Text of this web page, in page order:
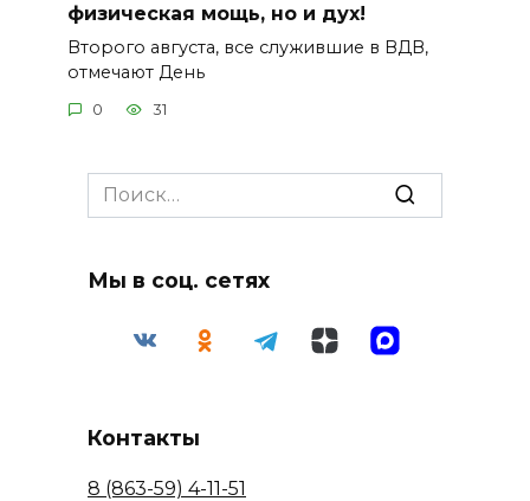
физическая мощь, но и дух!
Второго августа, все служившие в ВДВ,
отмечают День
0 31
Search
for:
Мы в соц. сетях
Контакты
8 (863-59) 4-11-51